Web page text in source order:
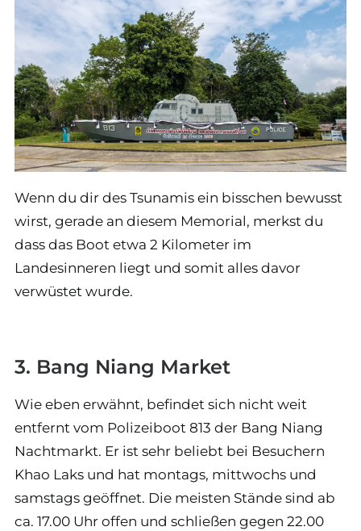
Wenn du dir des Tsunamis ein bisschen bewusst
wirst, gerade an diesem Memorial, merkst du
dass das Boot etwa 2 Kilometer im
Landesinneren liegt und somit alles davor
verwüstet wurde.
3. Bang Niang Market
Wie eben erwähnt, befindet sich nicht weit
entfernt vom Polizeiboot 813 der Bang Niang
Nachtmarkt. Er ist sehr beliebt bei Besuchern
Khao Laks und hat montags, mittwochs und
samstags geöffnet. Die meisten Stände sind ab
ca. 17.00 Uhr offen und schließen gegen 22.00